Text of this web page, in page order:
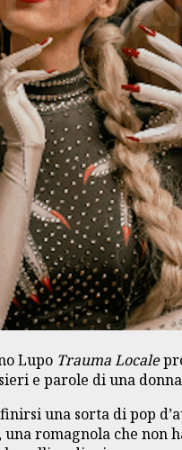
Lupo Trauma Locale
e parole di una
una sorta di pop
romagnola che non